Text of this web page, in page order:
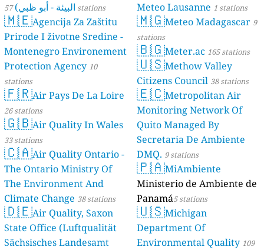
البيئة - أبو ظبي) 57 stations
🇲🇪Agencija Za Zaštitu
Prirode I životne Sredine -
Montenegro Environement
Protection Agency 10
stations
🇫🇷Air Pays De La Loire
26 stations
🇬🇧Air Quality In Wales
33 stations
🇨🇦Air Quality Ontario -
The Ontario Ministry Of
The Environment And
Climate Change 38 stations
🇩🇪Air Quality, Saxon
State Office (Luftqualität
Sächsisches Landesamt
Meteo Lausanne 1 stations
🇲🇬Meteo Madagascar 9
stations
🇧🇬Meter.ac 165 stations
🇺🇸Methow Valley
Citizens Council 38 stations
🇪🇨Metropolitan Air
Monitoring Network Of
Quito Managed By
Secretaria De Ambiente
DMQ. 9 stations
🇵🇦MiAmbiente
Ministerio de Ambiente de
Panamá5 stations
🇺🇸Michigan
Department Of
Environmental Quality 109